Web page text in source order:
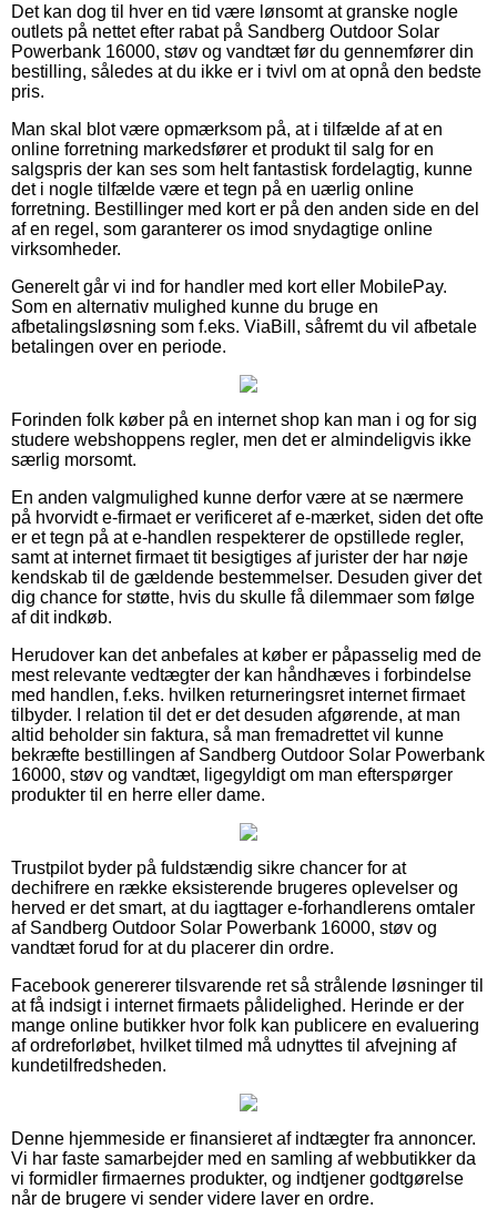
Det kan dog til hver en tid være lønsomt at granske nogle
outlets på nettet efter rabat på Sandberg Outdoor Solar
Powerbank 16000, støv og vandtæt før du gennemfører din
bestilling, således at du ikke er i tvivl om at opnå den bedste
pris.
Man skal blot være opmærksom på, at i tilfælde af at en
online forretning markedsfører et produkt til salg for en
salgspris der kan ses som helt fantastisk fordelagtig, kunne
det i nogle tilfælde være et tegn på en uærlig online
forretning. Bestillinger med kort er på den anden side en del
af en regel, som garanterer os imod snydagtige online
virksomheder.
Generelt går vi ind for handler med kort eller MobilePay.
Som en alternativ mulighed kunne du bruge en
afbetalingsløsning som f.eks. ViaBill, såfremt du vil afbetale
betalingen over en periode.
Forinden folk køber på en internet shop kan man i og for sig
studere webshoppens regler, men det er almindeligvis ikke
særlig morsomt.
En anden valgmulighed kunne derfor være at se nærmere
på hvorvidt e-firmaet er verificeret af e-mærket, siden det ofte
er et tegn på at e-handlen respekterer de opstillede regler,
samt at internet firmaet tit besigtiges af jurister der har nøje
kendskab til de gældende bestemmelser. Desuden giver det
dig chance for støtte, hvis du skulle få dilemmaer som følge
af dit indkøb.
Herudover kan det anbefales at køber er påpasselig med de
mest relevante vedtægter der kan håndhæves i forbindelse
med handlen, f.eks. hvilken returneringsret internet firmaet
tilbyder. I relation til det er det desuden afgørende, at man
altid beholder sin faktura, så man fremadrettet vil kunne
bekræfte bestillingen af Sandberg Outdoor Solar Powerbank
16000, støv og vandtæt, ligegyldigt om man efterspørger
produkter til en herre eller dame.
Trustpilot byder på fuldstændig sikre chancer for at
dechifrere en række eksisterende brugeres oplevelser og
herved er det smart, at du iagttager e-forhandlerens omtaler
af Sandberg Outdoor Solar Powerbank 16000, støv og
vandtæt forud for at du placerer din ordre.
Facebook genererer tilsvarende ret så strålende løsninger til
at få indsigt i internet firmaets pålidelighed. Herinde er der
mange online butikker hvor folk kan publicere en evaluering
af ordreforløbet, hvilket tilmed må udnyttes til afvejning af
kundetilfredsheden.
Denne hjemmeside er finansieret af indtægter fra annoncer.
Vi har faste samarbejder med en samling af webbutikker da
vi formidler firmaernes produkter, og indtjener godtgørelse
når de brugere vi sender videre laver en ordre.